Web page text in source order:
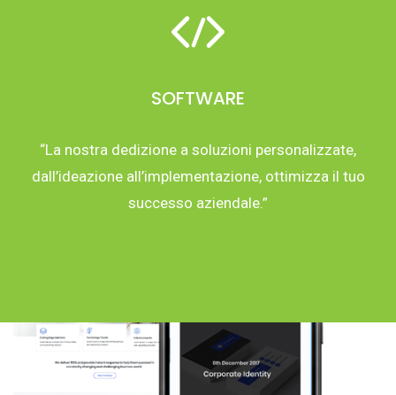
SOFTWARE
“La nostra dedizione a soluzioni personalizzate,
dall’ideazione all’implementazione, ottimizza il tuo
successo aziendale.”